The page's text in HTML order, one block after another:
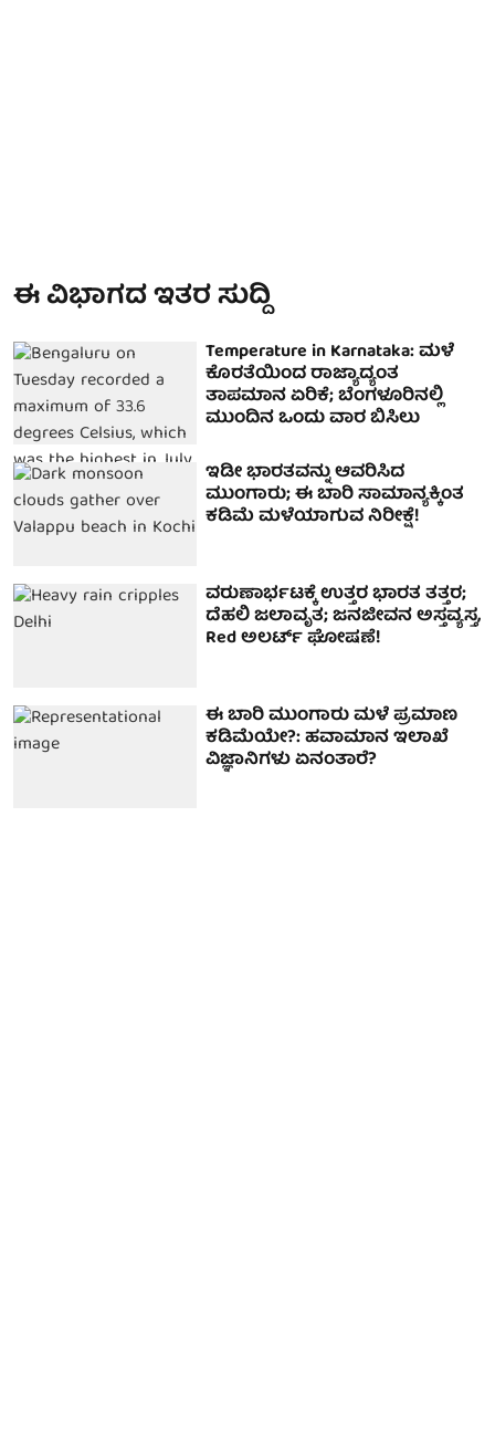
ಈ ವಿಭಾಗದ ಇತರ ಸುದ್ದಿ
Temperature in Karnataka: ಮಳೆ
ಕೊರತೆಯಿಂದ ರಾಜ್ಯಾದ್ಯಂತ
ತಾಪಮಾನ ಏರಿಕೆ; ಬೆಂಗಳೂರಿನಲ್ಲಿ
ಮುಂದಿನ ಒಂದು ವಾರ ಬಿಸಿಲು
ಇಡೀ ಭಾರತವನ್ನು ಆವರಿಸಿದ
ಮುಂಗಾರು; ಈ ಬಾರಿ ಸಾಮಾನ್ಯಕ್ಕಿಂತ
ಕಡಿಮೆ ಮಳೆಯಾಗುವ ನಿರೀಕ್ಷೆ!
ವರುಣಾರ್ಭಟಕ್ಕೆ ಉತ್ತರ ಭಾರತ ತತ್ತರ;
ದೆಹಲಿ ಜಲಾವೃತ; ಜನಜೀವನ ಅಸ್ತವ್ಯಸ್ತ,
Red ಅಲರ್ಟ್ ಘೋಷಣೆ!
ಈ ಬಾರಿ ಮುಂಗಾರು ಮಳೆ ಪ್ರಮಾಣ
ಕಡಿಮೆಯೇ?: ಹವಾಮಾನ ಇಲಾಖೆ
ವಿಜ್ಞಾನಿಗಳು ಏನಂತಾರೆ?